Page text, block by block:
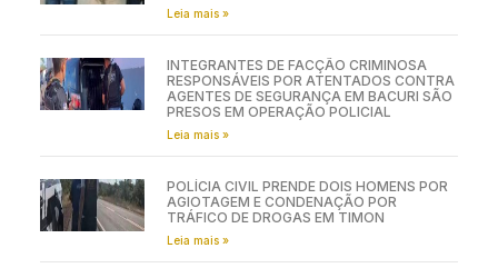
Leia mais »
INTEGRANTES DE FACÇÃO CRIMINOSA
RESPONSÁVEIS POR ATENTADOS CONTRA
AGENTES DE SEGURANÇA EM BACURI SÃO
PRESOS EM OPERAÇÃO POLICIAL
Leia mais »
POLÍCIA CIVIL PRENDE DOIS HOMENS POR
AGIOTAGEM E CONDENAÇÃO POR
TRÁFICO DE DROGAS EM TIMON
Leia mais »